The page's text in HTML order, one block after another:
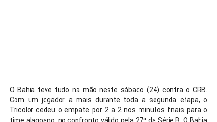
O Bahia teve tudo na mão neste sábado (24) contra o CRB.
Com um jogador a mais durante toda a segunda etapa, o
Tricolor cedeu o empate por 2 a 2 nos minutos finais para o
time alagoano, no confronto válido pela 27ª da Série B. O Bahia